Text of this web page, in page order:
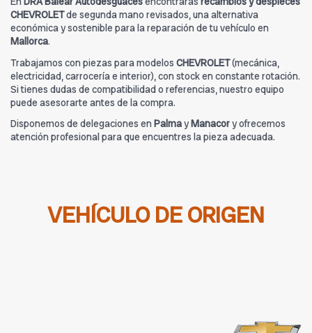
CHEVROLETde segunda mano revisados, una alternativa
económica y sostenible para la reparación de tu vehículo en
Mallorca.
Trabajamos con piezas para modelos CHEVROLET(mecánica,
electricidad, carrocería e interior), con stock en constante rotación.
Si tienes dudas de compatibilidad o referencias, nuestro equipo
puede asesorarte antes de la compra.
Disponemos de delegaciones en PalmayManacory ofrecemos
atención profesional para que encuentres la pieza adecuada.
VEHÍCULO DE ORIGEN